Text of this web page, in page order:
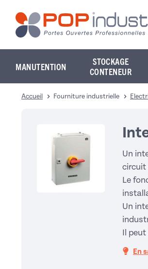
MANUTENTION
STOCKAGE
CONTENEUR
Accueil Fourniture industrielle
Un
circuit
Le
Un
Il peut
En